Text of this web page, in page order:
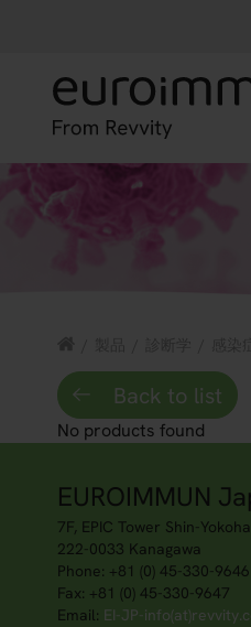
Back to list
No products found
EUROIMMUN
7F, EPIC Tower Shin-
222-0033 Kanagawa
Phone: +81 (0) 45-330-9646
Fax: +81 (0) 45-330-9647
Email: EI-JP-